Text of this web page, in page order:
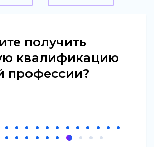
получить
квалификацию
профессии?